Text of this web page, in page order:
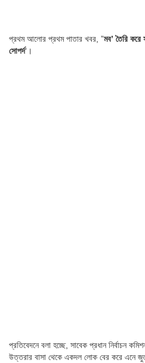
প্রথম আলোর প্রথম পাতার খবর, ”মব’ তৈরি করে
সোপর্দ‘।
প্রতিবেদনে বলা হচ্ছে, সাবেক প্রধান নির্বাচন
উত্তরার বাসা থেকে একদল লোক বের করে এনে